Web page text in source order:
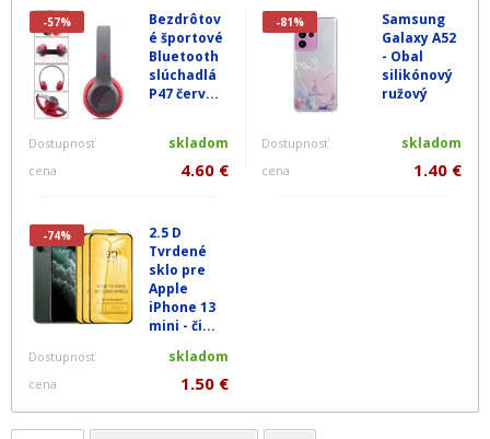
-57%
Bezdrôtov
é športové
Bluetooth
slúchadlá
P47 červ...
Dostupnosť skladom
cena 4.60 €
-81%
Samsung
Galaxy A52
- Obal
silikónový
ružový
Dostupnosť skladom
cena 1.40 €
-74%
2.5 D
Tvrdené
sklo pre
Apple
iPhone 13
mini - či...
Dostupnosť skladom
cena 1.50 €